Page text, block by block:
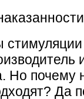
Но
Да